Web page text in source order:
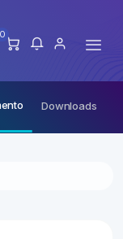
0
Downloads